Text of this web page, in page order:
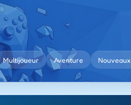
Multijoueur Aventure Nouveaux